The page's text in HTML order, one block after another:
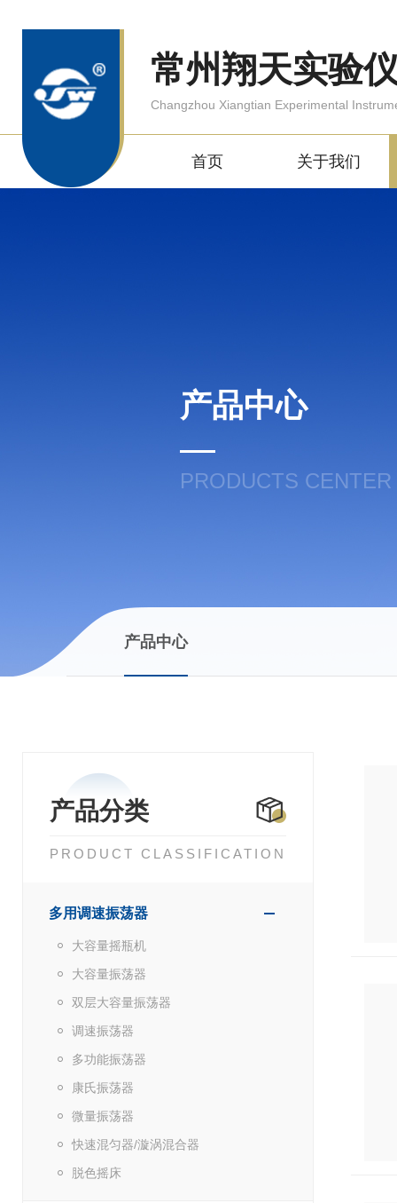
常州翔天实验
Changzhou Xiangtian Experimental
首页 关于我们
产品中心
PRODUCTS CENTER
产品中心
产品分类
PRODUCT CLASSIFICATION
多用调速振荡器
大容量摇瓶机
大容量振荡器
双层大容量振荡器
调速振荡器
多功能振荡器
康氏振荡器
微量振荡器
快速混匀器/漩涡混合器
脱色摇床